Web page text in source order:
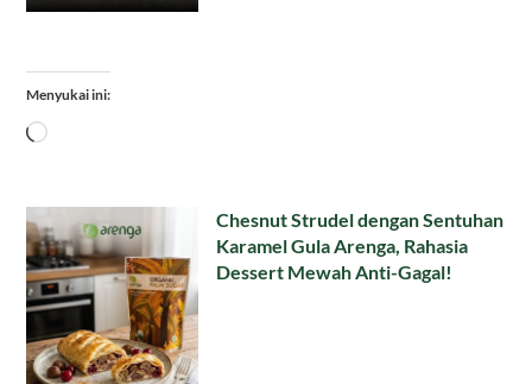
Menyukai ini:
Memuat...
Chesnut Strudel dengan Sentuhan
Karamel Gula Arenga, Rahasia
Dessert Mewah Anti-Gagal!